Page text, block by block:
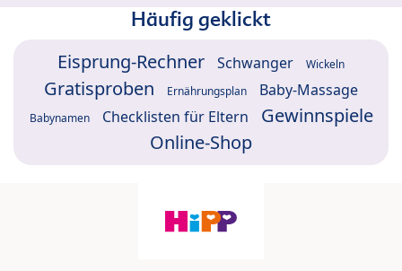
Häufig geklickt
Eisprung-Rechner Schwanger Wickeln
Gratisproben Ernährungsplan Baby-Massage
Babynamen Checklisten für Eltern
Gewinnspiele
Online-Shop